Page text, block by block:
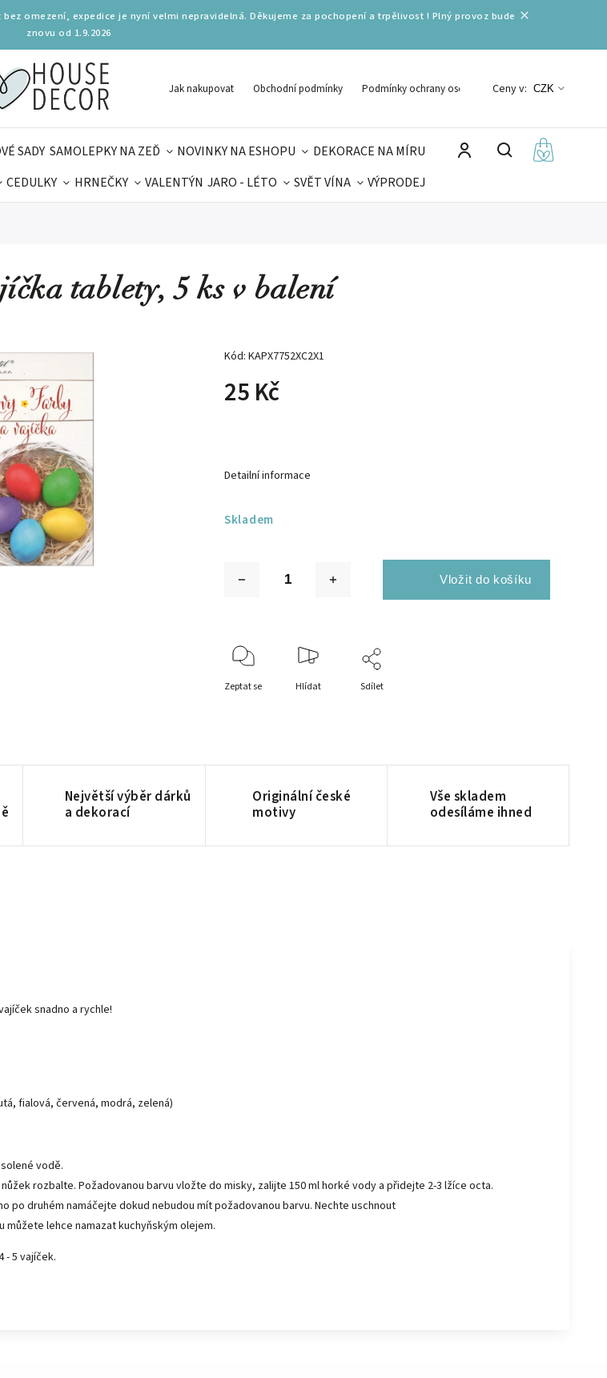
omezení, expedice je nyní velmi nepravidelná. Děkujeme za pochopení a trpělivost ! Plný provoz bude
znovu od 1.9.2026
Jak nakupovat Obchodní podmínky Podmínky ochrany osobních údajů
Ceny v: CZK
SADY SAMOLEPKY NA ZEĎ NOVINKY NA ESHOPU
DEKORACE NA MÍRU
CEDULKY HRNEČKY VALENTÝN JARO - LÉTO SVĚT VÍNA
VÝPRODEJ
tablety, 5 ks v balení
Kód: KAPX7752XC2X1
25 Kč
Skladem
Detailní informace
Zeptat se Hlídat Sdílet
Největší výběr dárků
a dekorací
Originální české
motivy
Vše skladem
odesíláme ihned
snadno a rychle!
fialová, červená, modrá, zelená)
vodě.
rozbalte. Požadovanou barvu vložte do misky, zalijte 150 ml horké vody a přidejte 2-3 lžíce octa.
po druhém namáčejte dokud nebudou mít požadovanou barvu. Nechte uschnout
můžete lehce namazat kuchyňským olejem.
- 5 vajíček.